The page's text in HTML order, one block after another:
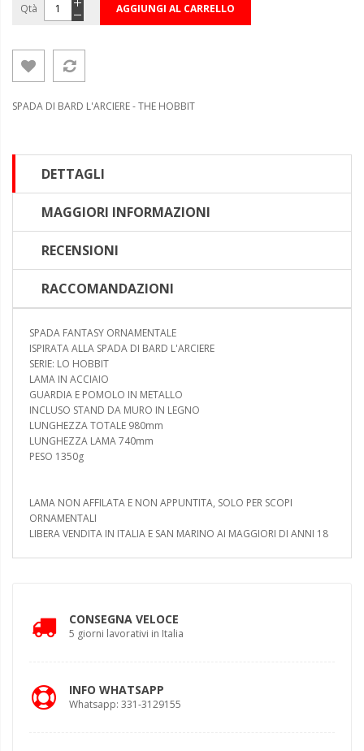
Qtà AGGIUNGI AL CARRELLO
SPADA DI BARD L'ARCIERE - THE HOBBIT
DETTAGLI
MAGGIORI INFORMAZIONI
RECENSIONI
RACCOMANDAZIONI
SPADA FANTASY ORNAMENTALE
ISPIRATA ALLA SPADA DI BARD L'ARCIERE
SERIE: LO HOBBIT
LAMA IN ACCIAIO
GUARDIA E POMOLO IN METALLO
INCLUSO STAND DA MURO IN LEGNO
LUNGHEZZA TOTALE 980mm
LUNGHEZZA LAMA 740mm
PESO 1350g
LAMA NON AFFILATA E NON APPUNTITA, SOLO PER SCOPI
ORNAMENTALI
LIBERA VENDITA IN ITALIA E SAN MARINO AI MAGGIORI DI ANNI 18
CONSEGNA VELOCE
5 giorni lavorativi in Italia
INFO WHATSAPP
Whatsapp: 331-3129155